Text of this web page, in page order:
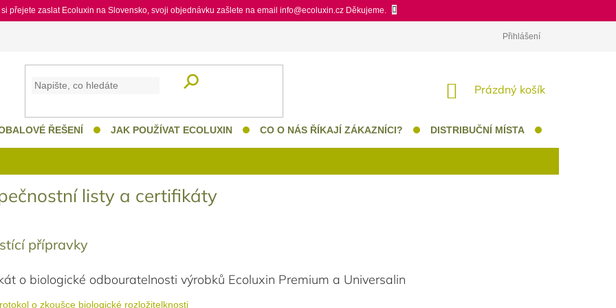
přejete zaslat Ecoluxin na Slovensko, svoji objednávku zašlete na email info@ecoluxin.cz Děkujeme.
Přihlášení
NÁKUPNÍ KOŠÍK
Prázdný košík
ŘEŠENÍ JAK POUŽÍVAT ECOLUXIN CO O NÁS ŘÍKAJÍ ZÁKAZNÍCI? DISTRIBUČNÍ MÍSTA
listy a certifikáty
přípravky
o biologické odbouratelnosti výrobků Ecoluxin Premium a Universalin
o zkoušce biologické rozložitelknosti